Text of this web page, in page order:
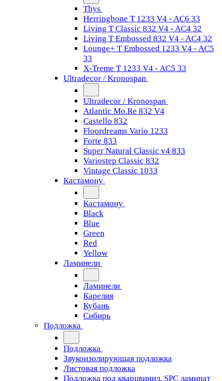
Thys
Herringbone T 1233 V4 - AC6 33
Living T Classic 832 V4 - AC4 32
Living T Embossed 832 V4 - AC4 32
Lounge+ T Embossed 1233 V4 - AC5
33
X-Treme T 1233 V4 - AC5 33
Ultradecor / Kronospan
Ultradecor / Kronospan
Atlantic Mo.Re 832 V4
Castello 832
Floordreams Vario 1233
Forte 833
Super Natural Classic v4 833
Variostep Classic 832
Vintage Classic 1033
Кастамону
Кастамону
Black
Blue
Green
Red
Yellow
Ламинели
Ламинели
Карелия
Кубань
Сибирь
Подложка
Подложка
Звукоизолирующая подложка
Листовая подложка
Подложка под кварцвинил, SPC ламинат